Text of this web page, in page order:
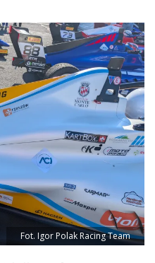
Fot. Igor Polak Racing Team